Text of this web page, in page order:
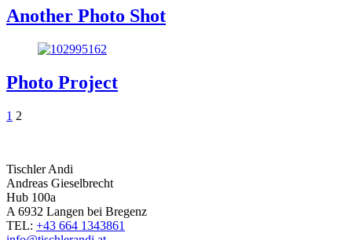
Another Photo Shot
Photo Project
1 2
Tischler Andi
Andreas Gieselbrecht
Hub 100a
A 6932 Langen bei Bregenz
TEL: +43 664 1343861